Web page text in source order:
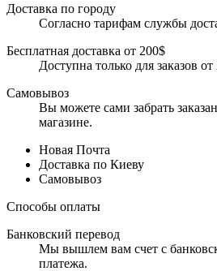
Доставка по городу
Согласно тарифам службы
Бесплатная доставка от 200$
Доступна только для заказов от
Самовывоз
Вы можете сами забрать
магазине.
Новая Почта
Доставка по Киеву
Самовывоз
Способы оплаты
Банковский перевод
Мы вышлем вам счет с
платежа.